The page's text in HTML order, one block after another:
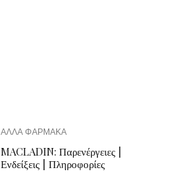
ΑΛΛΑ ΦΑΡΜΑΚΑ
MACLADIN: Παρενέργειες |
Ενδείξεις | Πληροφορίες